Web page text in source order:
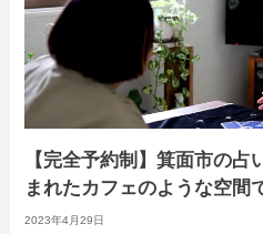
【完全予約制】箕面市の占
まれたカフェのような空間
2023年4月29日